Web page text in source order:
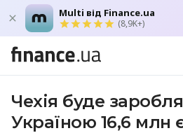
Multi від Finance.ua
(8,9K+)
Чехія ​​буде
Україною 16,6 млн